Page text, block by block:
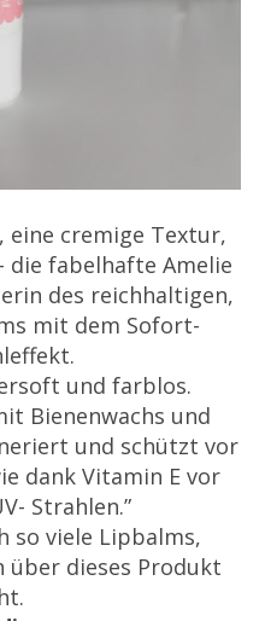
eine cremige Textur,
die fabelhafte Amelie
des reichhaltigen,
mit dem Sofort-
und farblos.
Bienenwachs und
und schützt vor
dank Vitamin E vor
Strahlen.”
so viele Lipbalms,
über dieses Produkt